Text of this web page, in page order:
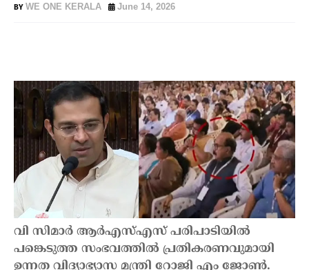
WE ONE KERALA June 14, 2026
വി സിമാർ ആർഎസ്എസ് പരിപാടിയിൽ
പങ്കെടുത്ത സംഭവത്തിൽ പ്രതികരണവുമായി
ഉന്നത വിദ്യാഭ്യാസ മന്ത്രി റോജി എം ജോൺ.